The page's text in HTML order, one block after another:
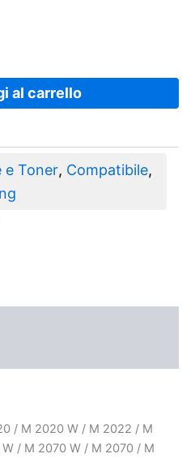
al carrello
e Toner, Compatibile,
/ M 2020 W / M 2022 / M
/ M 2070 W / M 2070 / M